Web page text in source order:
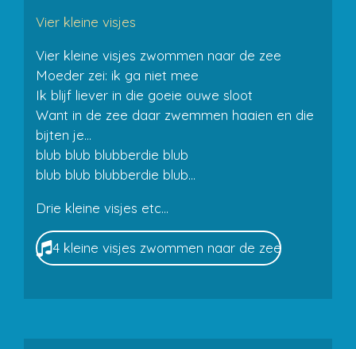
Vier kleine visjes
Vier kleine visjes zwommen naar de zee
Moeder zei: ik ga niet mee
Ik blijf liever in die goeie ouwe sloot
Want in de zee daar zwemmen haaien en die
bijten je...
blub blub blubberdie blub
blub blub blubberdie blub...
Drie kleine visjes etc...
4 kleine visjes zwommen naar de zee